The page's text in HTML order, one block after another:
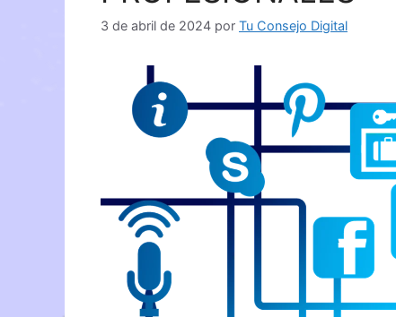
3 de abril de 2024 por Tu Consejo Digital